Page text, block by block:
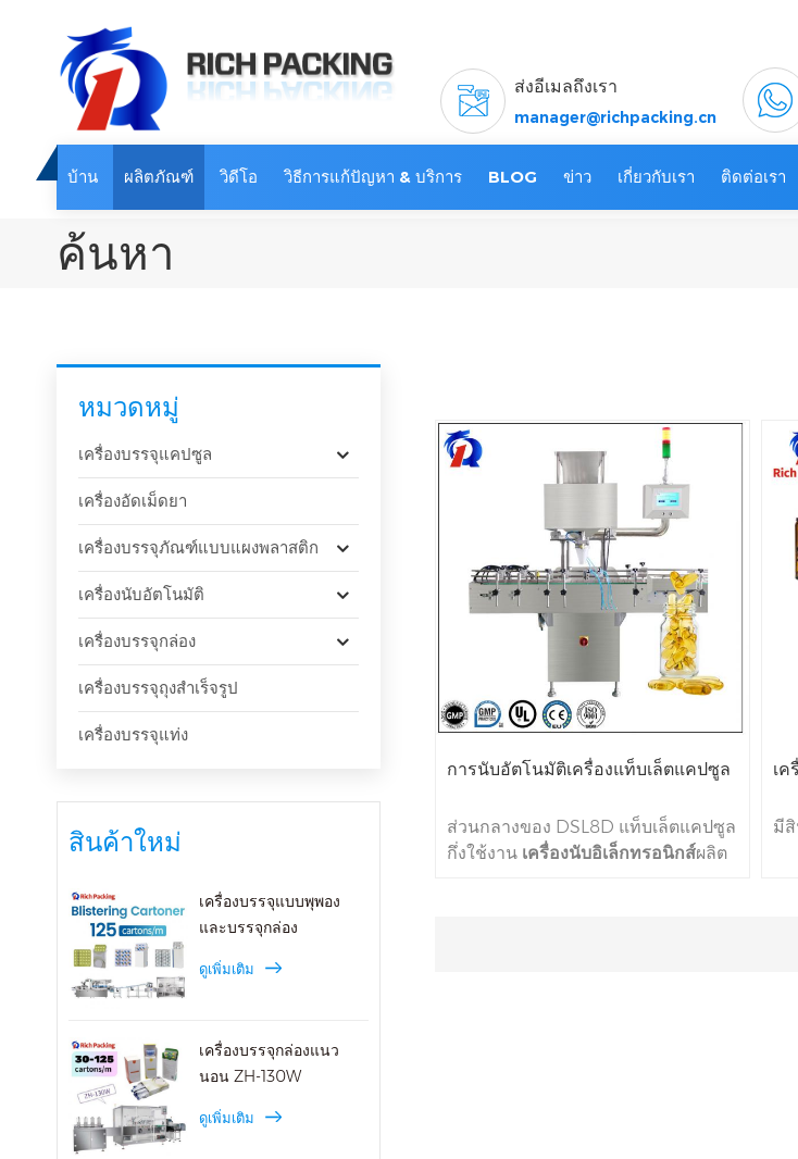
ส่งอีเมลถึงเรา
manager@richpacking.cn
บ้าน ผลิตภัณฑ์ วิดีโอ วิธีการแก้ปัญหา & บริการ BLOG ข่าว เกี่ยวกับเรา ติดต่อเรา
ค้นหา
หมวดหมู่
เครื่องบรรจุแคปซูล
เครื่องอัดเม็ดยา
เครื่องบรรจุภัณฑ์แบบแผงพลาสติก
เครื่องนับอัตโนมัติ
เครื่องบรรจุกล่อง
เครื่องบรรจุถุงสำเร็จรูป
เครื่องบรรจุแท่ง
สินค้าใหม่
เครื่องบรรจุแบบพุพอง
และบรรจุกล่อง
ดูเพิ่มเติม
เครื่องบรรจุกล่องแนว
นอน ZH-130W
ดูเพิ่มเติม
การนับอัตโนมัติเครื่องแท็บเล็ตแคปซูล
ส่วนกลางของ DSL8D แท็บเล็ตแคปซูล
กึ่งใช้งาน เครื่องนับอิเล็กทรอนิกส์ผลิต
เ
มี